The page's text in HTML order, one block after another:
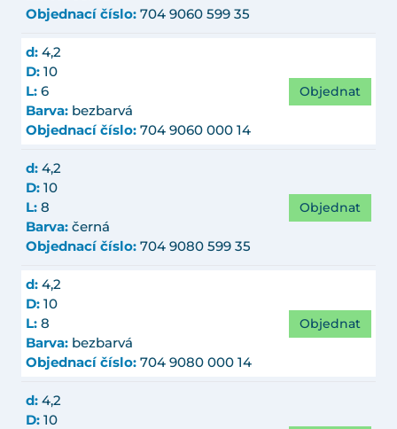
Objednací číslo: 704 9060 599 35
d: 4,2
D: 10
L: 6
Barva: bezbarvá
Objednací číslo: 704 9060 000 14
Objednat
d: 4,2
D: 10
L: 8
Barva: černá
Objednací číslo: 704 9080 599 35
Objednat
d: 4,2
D: 10
L: 8
Barva: bezbarvá
Objednací číslo: 704 9080 000 14
Objednat
d: 4,2
D: 10